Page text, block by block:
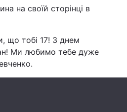
Лайт
Інциденти
на своїй сторінці в
що тобі 17! З днем
Ми любимо тебе дуже